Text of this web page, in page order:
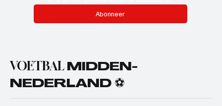
Abonneer
VOETBAL MIDDEN-
NEDERLAND ⚽